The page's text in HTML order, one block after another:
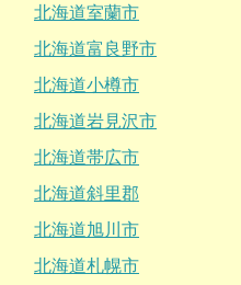
北海道室蘭市
北海道富良野市
北海道小樽市
北海道岩見沢市
北海道帯広市
北海道斜里郡
北海道旭川市
北海道札幌市